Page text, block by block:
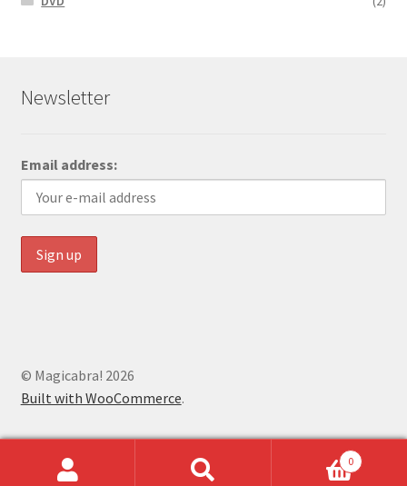
Newsletter
Email address:
© Magicabra! 2026
Built with WooCommerce.
0